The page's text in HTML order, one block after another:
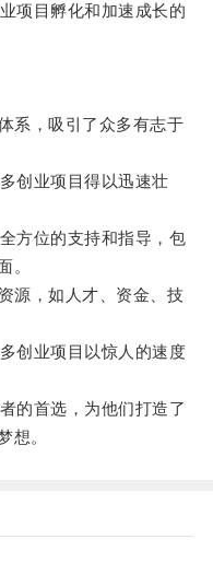
目孵化和加速成长的
，吸引了众多有志于
业项目得以迅速壮
位的支持和指导，包
。
，如人才、资金、技
业项目以惊人的速度
首选，为他们打造了
想。